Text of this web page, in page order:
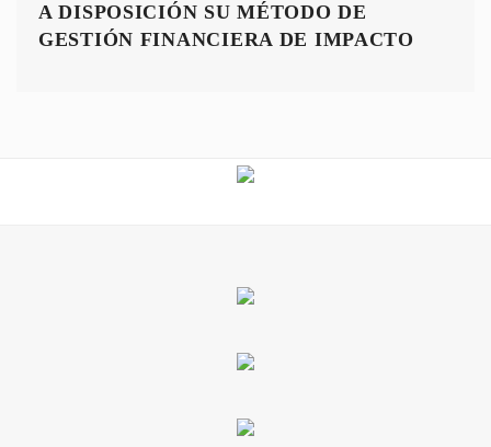
A DISPOSICIÓN SU MÉTODO DE
GESTIÓN FINANCIERA DE IMPACTO